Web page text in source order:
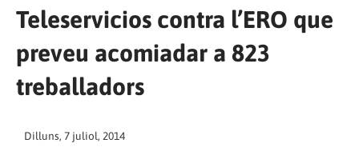
Teleservicios contra l’ERO que
preveu acomiadar a 823
treballadors
Dilluns, 7 juliol, 2014